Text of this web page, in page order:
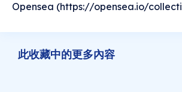
Opensea (https://opensea.io/
此收藏中的更多內容